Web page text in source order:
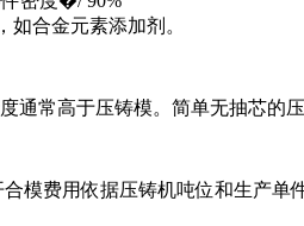
合金元素添加剂。
通常高于压铸模。简单无抽芯的
模费用依据压铸机吨位和生产单